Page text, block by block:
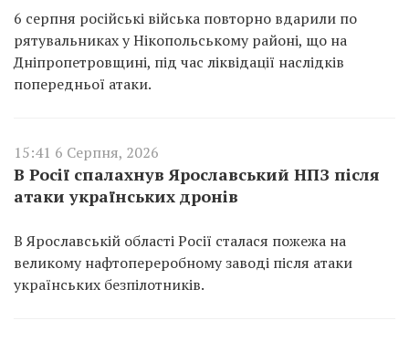
6 серпня російські війська повторно вдарили по
рятувальниках у Нікопольському районі, що на
Дніпропетровщині, під час ліквідації наслідків
попередньої атаки.
15:41 6 Серпня, 2026
В Росії спалахнув Ярославський НПЗ після
атаки українських дронів
В Ярославській області Росії сталася пожежа на
великому нафтопереробному заводі після атаки
українських безпілотників.